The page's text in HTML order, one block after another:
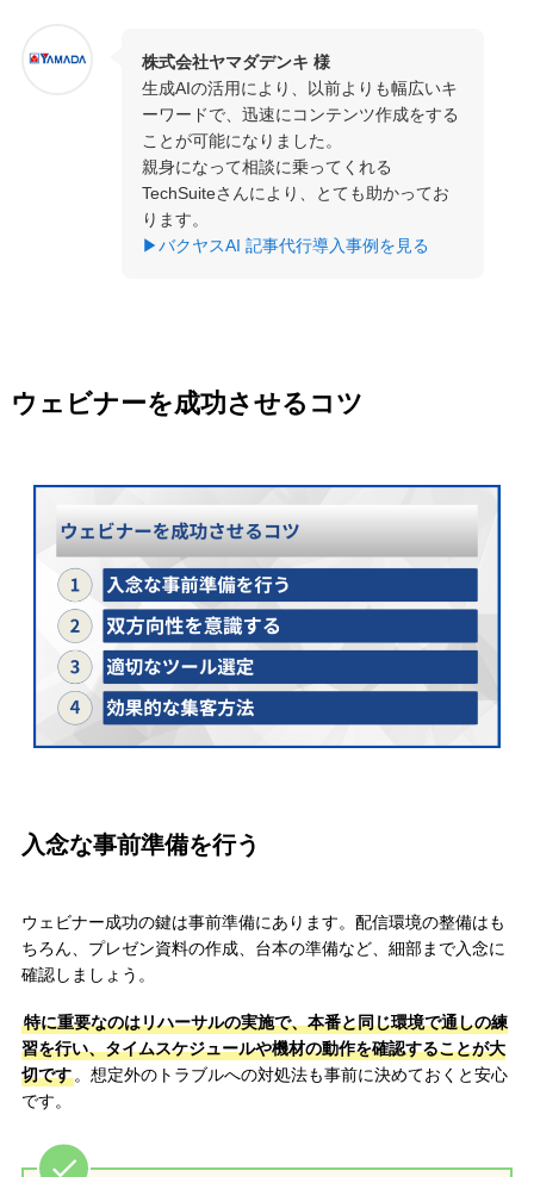
株式会社ヤマダデンキ 様
生成AIの活用により、以前よりも幅広いキ
ーワードで、迅速にコンテンツ作成をする
ことが可能になりました。
親身になって相談に乗ってくれる
TechSuiteさんにより、とても助かってお
ります。
▶バクヤスAI 記事代行導入事例を見る
ウェビナーを成功させるコツ
入念な事前準備を行う
ウェビナー成功の鍵は事前準備にあります。配信環境の整備はも
ちろん、プレゼン資料の作成、台本の準備など、細部まで入念に
確認しましょう。
特に重要なのはリハーサルの実施で、本番と同じ環境で通しの練
習を行い、タイムスケジュールや機材の動作を確認することが大
切です。想定外のトラブルへの対処法も事前に決めておくと安心
です。